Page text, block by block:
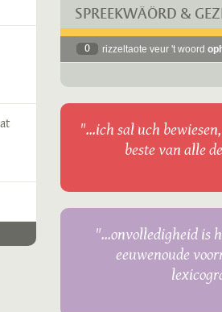
SPREEKWÄÖRD &
0 rizzeltaote veur 't woord
"...ich sal uch
beste van alle
"...onvolledigheid is
eeuwenoude